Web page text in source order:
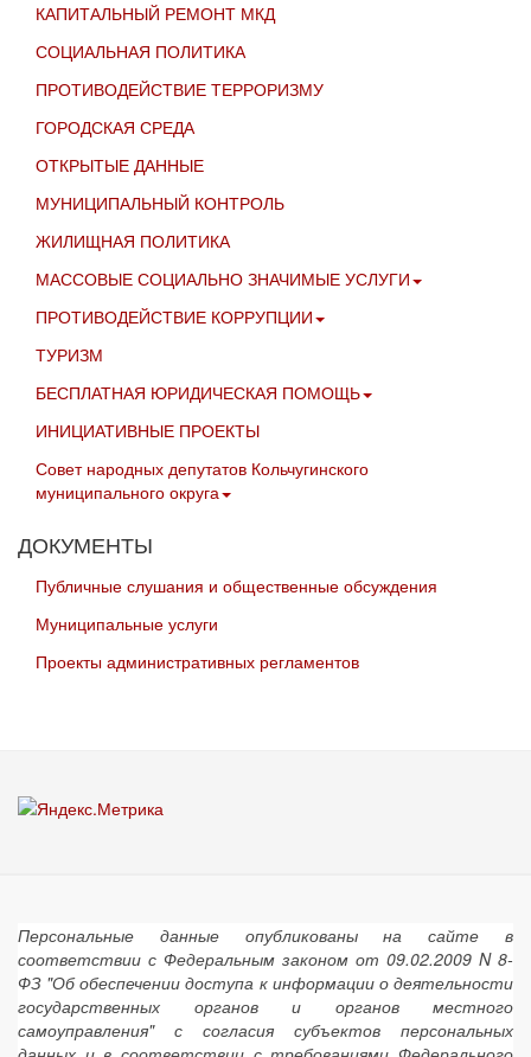
КАПИТАЛЬНЫЙ РЕМОНТ МКД
СОЦИАЛЬНАЯ ПОЛИТИКА
ПРОТИВОДЕЙСТВИЕ ТЕРРОРИЗМУ
ГОРОДСКАЯ СРЕДА
ОТКРЫТЫЕ ДАННЫЕ
МУНИЦИПАЛЬНЫЙ КОНТРОЛЬ
ЖИЛИЩНАЯ ПОЛИТИКА
МАССОВЫЕ СОЦИАЛЬНО ЗНАЧИМЫЕ УСЛУГИ
ПРОТИВОДЕЙСТВИЕ КОРРУПЦИИ
ТУРИЗМ
БЕСПЛАТНАЯ ЮРИДИЧЕСКАЯ ПОМОЩЬ
ИНИЦИАТИВНЫЕ ПРОЕКТЫ
Совет народных депутатов Кольчугинского
муниципального округа
ДОКУМЕНТЫ
Публичные слушания и общественные обсуждения
Муниципальные услуги
Проекты административных регламентов
Персональные данные опубликованы на сайте в
соответствии с Федеральным законом от 09.02.2009 N 8-
ФЗ "Об обеспечении доступа к информации о деятельности
государственных органов и органов местного
самоуправления" с согласия субъектов персональных